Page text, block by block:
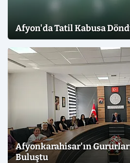
Afyon'da Tatil Kabusa
Afyonkarahisar'ın
Buluştu